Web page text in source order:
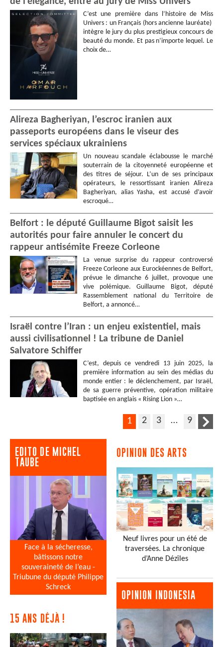
C’est une première dans l’histoire de Miss
Univers : un Français (hors ancienne lauréate)
intègre le jury du plus prestigieux concours de
beauté du monde. Et pas n’importe lequel. Le
choix de…
Alireza Bagheriyan, l’escroc iranien aux
passeports européens dans le viseur des
services spéciaux ukrainiens
Un nouveau scandale éclabousse le marché
souterrain de la citoyenneté européenne et
des titres de séjour. L’un de ses principaux
opérateurs, le ressortissant iranien Alireza
Bagheriyan, alias Yasha, est accusé d’avoir
escroqué…
Belfort : le député Guillaume Bigot saisit les
autorités pour faire annuler le concert du
rappeur antisémite Freeze Corleone
La venue surprise du rappeur controversé
Freeze Corleone aux Eurockéennes de Belfort,
prévue le dimanche 6 juillet, provoque une
vive polémique. Guillaume Bigot, député
Rassemblement national du Territoire de
Belfort, a annoncé…
Israël contre l’Iran : un enjeu existentiel, mais
aussi civilisationnel ! La tribune de Daniel
Salvatore Schiffer
C’est, depuis ce vendredi 13 juin 2025, la
première information au sein des médias du
monde entier : le déclenchement, par Israël,
de sa guerre préventive, opération militaire
baptisée en anglais « Rising Lion »…
1 2 3 … 9
EDITO DE MICHEL
TAUBE
Face à la sécheresse,
bâtissons notre
souveraineté de l’eau -
Triubune du député Philippe
Schreck
15 ANS DÉJÀ !
OPINION DES ARTS
Neuf livres pour un été de
traversées. La chronique
d’Anne Dézîles
OPINION INDONESIA